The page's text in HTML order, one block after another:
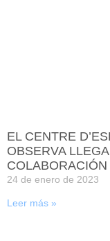
EL CENTRE
OBSERVA
COLABORACIÓN
24 de enero de 2023
Leer más »